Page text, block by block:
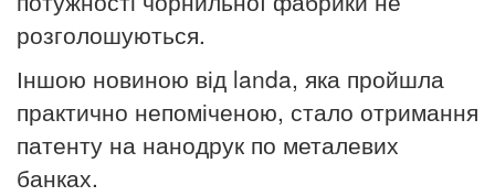
розголошуються.
Іншою новиною від landa, яка пройшла
практично непоміченою, стало отримання
патенту на нанодрук по металевих
банках.